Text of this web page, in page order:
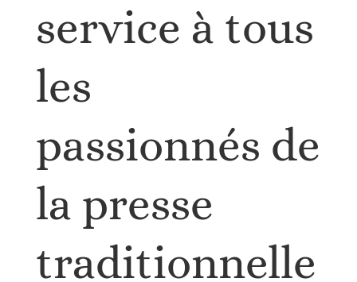
service à tous
les
passionnés de
la presse
traditionnelle